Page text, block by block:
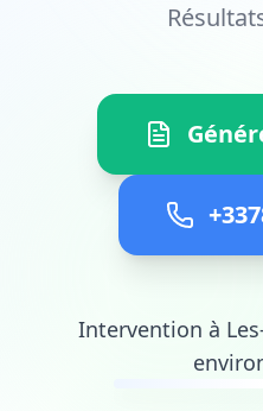
Intervention à